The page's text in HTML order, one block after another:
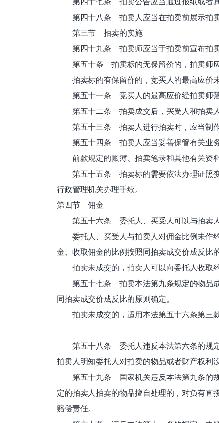
第四十八条 拍卖人应当在拍卖前展示拍卖
第三节 拍卖的实施
第四十九条 拍卖师应当于拍卖前宣布拍卖
第五十条 拍卖标的无保留价的，拍卖师应
拍卖标的有保留价的，竞买人的最高应价未
第五十一条 竞买人的最高应价经拍卖师落
第五十二条 拍卖成交后，买受人和拍卖人
第五十三条 拍卖人进行拍卖时，应当制作
第五十四条 拍卖人应当妥善保管有关业务
前款规定的账簿、拍卖笔录和其他有关资
第五十五条 拍卖标的需要依法办理证照变
行政管理机关办理手续。
第四节 佣金
第五十六条 委托人、买受人可以与拍卖人
委托人、买受人与拍卖人对佣金比例未作约
金。收取佣金的比例按照同拍卖成交价成反比
拍卖未成交的，拍卖人可以向委托人收取约
第五十七条 拍卖本法第九条规定的物品成
同拍卖成交价成反比的原则确定。
拍卖未成交的，适用本法第五十六条第三
第五十八条 委托人违反本法第六条的规定
拍卖人明知委托人对拍卖的物品或者财产权利
第五十九条 国家机关违反本法第九条的规
定的拍卖人拍卖的物品擅自处理的，对负有直
赔偿责任。